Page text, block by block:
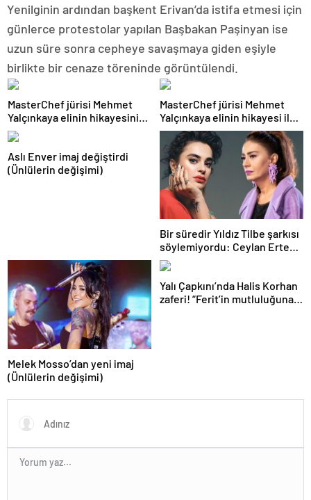
Yenilginin ardından başkent Erivan’da istifa etmesi için
günlerce protestolar yapılan Başbakan Paşinyan ise
uzun süre sonra cepheye savaşmaya giden eşiyle
birlikte bir cenaze töreninde görüntülendi.
MasterChef jürisi Mehmet
Yalçınkaya elinin hikayesini
ilk kez anlattı
MasterChef jürisi Mehmet
Yalçınkaya elinin hikayesi ilk
kez anlattı
Aslı Enver imaj değiştirdi
(Ünlülerin değişimi)
Bir süredir Yıldız Tilbe şarkısı
söylemiyordu: Ceylan Ertem
nedenini açıkladı
Melek Mosso’dan yeni imaj
(Ünlülerin değişimi)
Yalı Çapkını’nda Halis Korhan
zaferi! “Ferit’in mutluluğuna